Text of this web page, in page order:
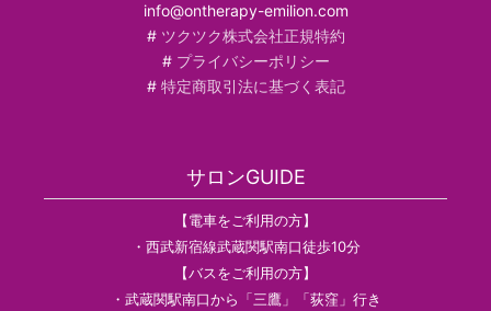
info@ontherapy-emilion.com
# ツクツク株式会社正規特約
# プライバシーポリシー
# 特定商取引法に基づく表記
サロンGUIDE
【電車をご利用の方】
・西武新宿線武蔵関駅南口徒歩10分
【バスをご利用の方】
・武蔵関駅南口から「三鷹」「荻窪」行き